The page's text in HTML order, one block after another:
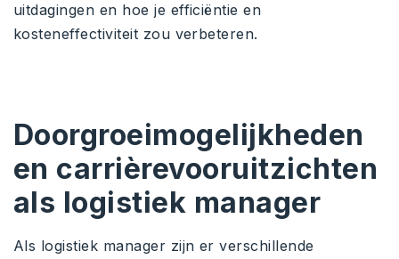
uitdagingen en hoe je efficiëntie en
kosteneffectiviteit zou verbeteren.
Doorgroeimogelijkheden
en carrièrevooruitzichten
als logistiek manager
Als logistiek manager zijn er verschillende